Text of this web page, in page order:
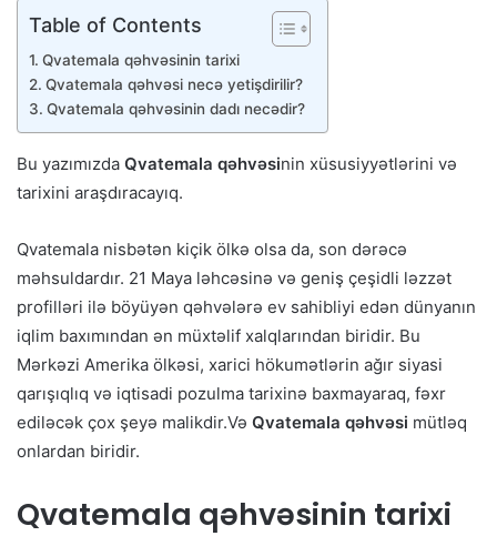
Table of Contents
Qvatemala qəhvəsinin tarixi
Qvatemala qəhvəsi necə yetişdirilir?
Qvatemala qəhvəsinin dadı necədir?
Bu yazımızda Qvatemala qəhvəsinin xüsusiyyətlərini və
tarixini araşdıracayıq.
Qvatemala nisbətən kiçik ölkə olsa da, son dərəcə
məhsuldardır. 21 Maya ləhcəsinə və geniş çeşidli ləzzət
profilləri ilə böyüyən qəhvələrə ev sahibliyi edən dünyanın
iqlim baxımından ən müxtəlif xalqlarından biridir. Bu
Mərkəzi Amerika ölkəsi, xarici hökumətlərin ağır siyasi
qarışıqlıq və iqtisadi pozulma tarixinə baxmayaraq, fəxr
ediləcək çox şeyə malikdir.Və Qvatemala qəhvəsi mütləq
onlardan biridir.
Qvatemala qəhvəsinin tarixi